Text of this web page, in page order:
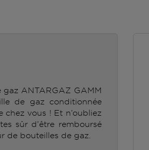
ANTARGAZ GAMM
de gaz conditionnée
vous ! Et n’oubliez
sûr d’être remboursé
de bouteilles de gaz.